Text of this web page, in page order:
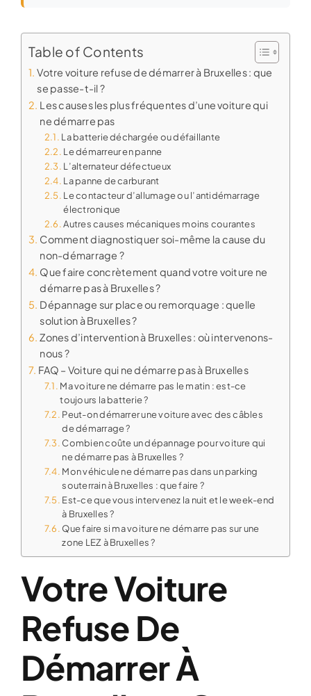
Table of Contents
Votre voiture refuse de démarrer à Bruxelles : que
se passe-t-il ?
Les causes les plus fréquentes d’une voiture qui
ne démarre pas
La batterie déchargée ou défaillante
Le démarreur en panne
L’alternateur défectueux
La panne de carburant
Le contacteur d’allumage ou l’antidémarrage
électronique
Autres causes mécaniques moins courantes
Comment diagnostiquer soi-même la cause du
non-démarrage ?
Que faire concrètement quand votre voiture ne
démarre pas à Bruxelles ?
Dépannage sur place ou remorquage : quelle
solution à Bruxelles ?
Zones d’intervention à Bruxelles : où intervenons-
nous ?
FAQ – Voiture qui ne démarre pas à Bruxelles
Ma voiture ne démarre pas le matin : est-ce
toujours la batterie ?
Peut-on démarrer une voiture avec des câbles
de démarrage ?
Combien coûte un dépannage pour voiture qui
ne démarre pas à Bruxelles ?
Mon véhicule ne démarre pas dans un parking
souterrain à Bruxelles : que faire ?
Est-ce que vous intervenez la nuit et le week-end
à Bruxelles ?
Que faire si ma voiture ne démarre pas sur une
zone LEZ à Bruxelles ?
Votre Voiture
Refuse De
Démarrer À